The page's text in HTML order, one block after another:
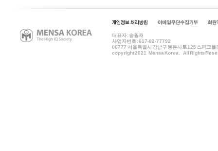
대표자 : 송필재
사업자번호 : 617-82-77792
06777 서울특별시 강남구 봉은사로 125 스파
copyright 2021 Mensa Korea. All Rights